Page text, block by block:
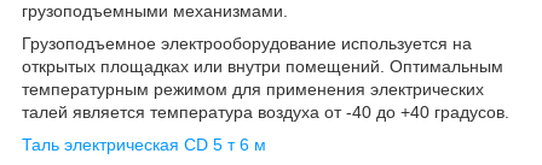
грузоподъемными механизмами.
Грузоподъемное электрооборудование используется на
открытых площадках или внутри помещений. Оптимальным
температурным режимом для применения электрических
талей является температура воздуха от -40 до +40 градусов.
Таль электрическая CD 5 т 6 м